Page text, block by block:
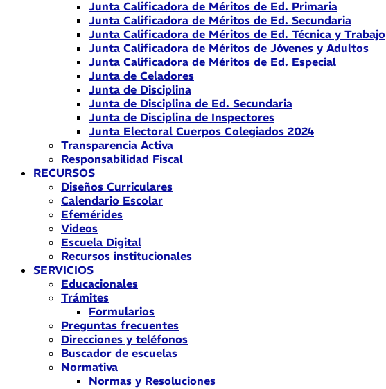
Junta Calificadora de Méritos de Ed. Primaria
Junta Calificadora de Méritos de Ed. Secundaria
Junta Calificadora de Méritos de Ed. Técnica y Trabajo
Junta Calificadora de Méritos de Jóvenes y Adultos
Junta Calificadora de Méritos de Ed. Especial
Junta de Celadores
Junta de Disciplina
Junta de Disciplina de Ed. Secundaria
Junta de Disciplina de Inspectores
Junta Electoral Cuerpos Colegiados 2024
Transparencia Activa
Responsabilidad Fiscal
RECURSOS
Diseños Curriculares
Calendario Escolar
Efemérides
Videos
Escuela Digital
Recursos institucionales
SERVICIOS
Educacionales
Trámites
Formularios
Preguntas frecuentes
Direcciones y teléfonos
Buscador de escuelas
Normativa
Normas y Resoluciones